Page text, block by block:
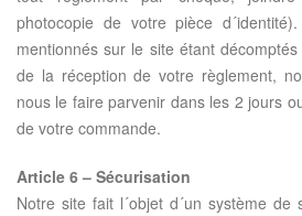
photocopie de votre pièce
mentionnés sur le site étant
de la réception de votre règlement,
nous le faire parvenir dans les 2 jours
de votre commande.
Article 6 – Sécurisation
Notre site fait l´objet d´un système de